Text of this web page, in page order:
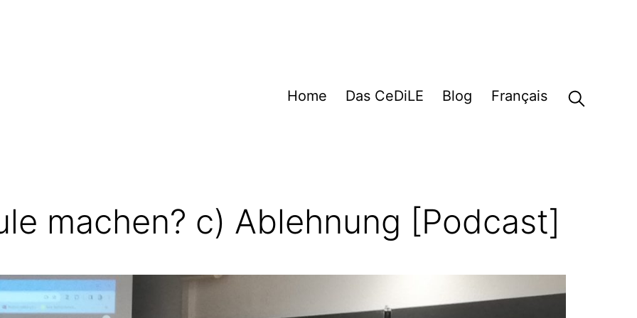
Home Das CeDiLE Blog Français
machen? c) Ablehnung [Podcast]